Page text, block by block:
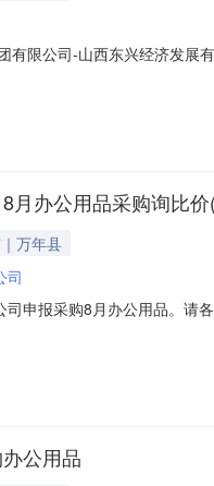
有限公司-山西东兴经济发展
月办公用品采购询比
万年县
司
申报采购8月办公用品。请
公用品